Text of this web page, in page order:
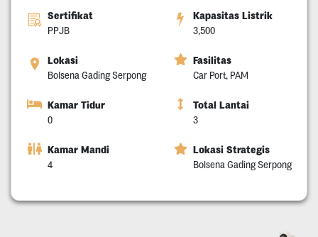
Sertifikat
PPJB
Kapasitas Listrik
3,500
Lokasi
Bolsena Gading Serpong
Fasilitas
Car Port, PAM
Kamar Tidur
0
Total Lantai
3
Kamar Mandi
4
Lokasi Strategis
Bolsena Gading Serpong